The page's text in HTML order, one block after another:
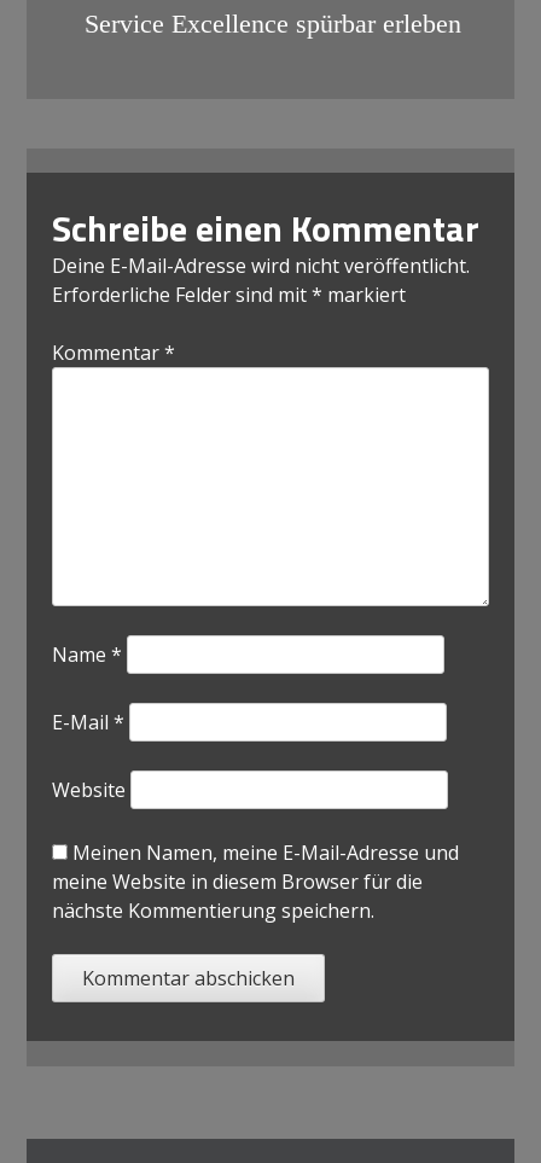
Service Excellence spürbar erleben
Schreibe einen Kommentar
Deine E-Mail-Adresse wird nicht veröffentlicht.
Erforderliche Felder sind mit* markiert
Kommentar*
Name *
E-Mail *
Website
Meinen Namen, meine E-Mail-Adresse und
meine Website in diesem Browser für die
nächste Kommentierung speichern.